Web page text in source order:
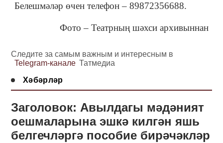
Белешмәләр өчен телефон – 89872356688.
Фото – Театрның шәхси архивыннан
Следите за самым важным и интересным в
Telegram-канале Татмедиа
Хәбәрләр
Заголовок: Авылдагы мәдәният
оешмаларына эшкә килгән яшь
белгечләргә пособие бирәчәкләр